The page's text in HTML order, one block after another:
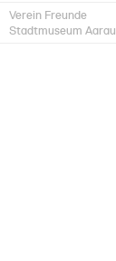
Verein Freunde
Stadtmuseum Aarau